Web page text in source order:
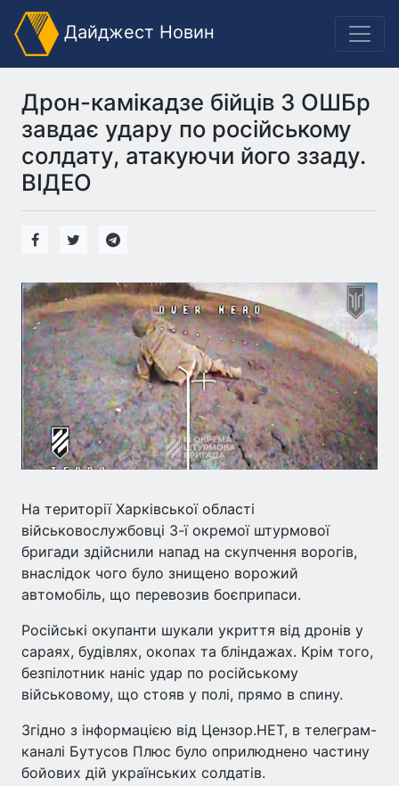
Дайджест Новин
Дрон-камікадзе бійців 3 ОШБр
завдає удару по російському
солдату, атакуючи його ззаду.
ВIДЕО
На території Харківської області
військовослужбовці 3-ї окремої штурмової
бригади здійснили напад на скупчення ворогів,
внаслідок чого було знищено ворожий
автомобіль, що перевозив боєприпаси.
Російські окупанти шукали укриття від дронів у
сараях, будівлях, окопах та бліндажах. Крім того,
безпілотник наніс удар по російському
військовому, що стояв у полі, прямо в спину.
Згідно з інформацією від Цензор.НЕТ, в телеграм-
каналі Бутусов Плюс було оприлюднено частину
бойових дій українських солдатів.